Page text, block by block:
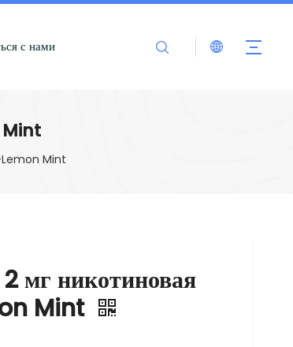
с нами
Mint
Lemon Mint
мг никотиновая
Mint